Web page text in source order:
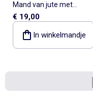
Mand van jute met
draaghengsels
€ 19,00
In winkelmandje